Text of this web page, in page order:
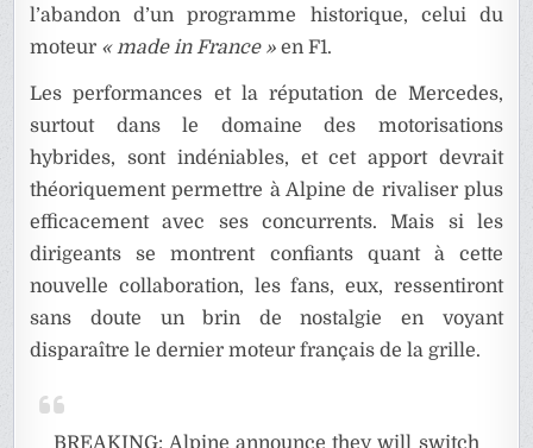
l’abandon d’un programme historique, celui du
moteur « made in France » en F1.
Les performances et la réputation de Mercedes,
surtout dans le domaine des motorisations
hybrides, sont indéniables, et cet apport devrait
théoriquement permettre à Alpine de rivaliser plus
efficacement avec ses concurrents. Mais si les
dirigeants se montrent confiants quant à cette
nouvelle collaboration, les fans, eux, ressentiront
sans doute un brin de nostalgie en voyant
disparaître le dernier moteur français de la grille.
BREAKING: Alpine announce they will switch